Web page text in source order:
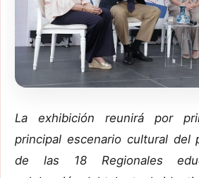
La exhibición reunirá por
principal escenario cultural del
de las 18 Regionales